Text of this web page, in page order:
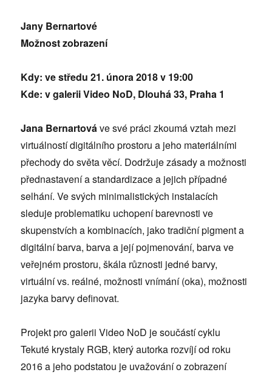
Jany Bernartové
Možnost zobrazení
Kdy: ve středu 21. února 2018 v 19:00
Kde: v galerii Video NoD, Dlouhá 33, Praha 1
Jana Bernartováve své práci zkoumá vztah mezi
virtuálností digitálního prostoru a jeho materiálními
přechody do světa věcí. Dodržuje zásady a možnosti
přednastavení a standardizace a jejich případné
selhání. Ve svých minimalistických instalacích
sleduje problematiku uchopení barevnosti ve
skupenstvích a kombinacích, jako tradiční pigment a
digitální barva, barva a její pojmenování, barva ve
veřejném prostoru, škála různosti jedné barvy,
virtuální vs. reálné, možnosti vnímání (oka), možnosti
jazyka barvy definovat.
Projekt pro galerii Video NoD je součástí cyklu
Tekuté krystaly RGB, který autorka rozvíjí od roku
2016 a jeho podstatou je uvažování o zobrazení